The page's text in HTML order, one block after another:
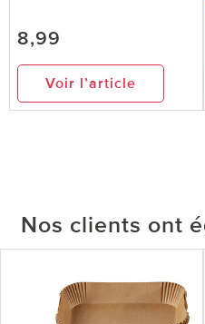
8,99
Voir l’article
Nos clients ont